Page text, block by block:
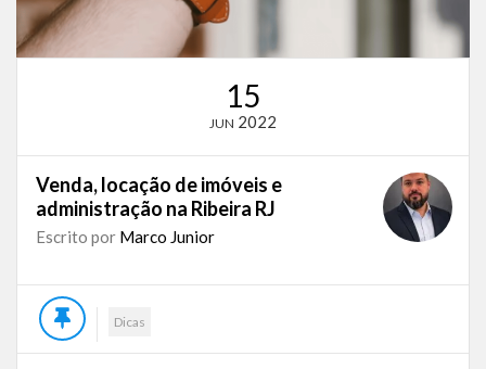
15
JUN 2022
Venda, locação de imóveis e
administração na Ribeira RJ
Escrito por Marco Junior
Dicas